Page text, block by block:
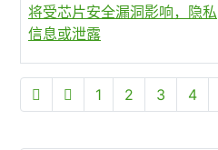
文章列表
将受芯片安全漏洞影响，隐私
信息或泄露
1 2 3 4